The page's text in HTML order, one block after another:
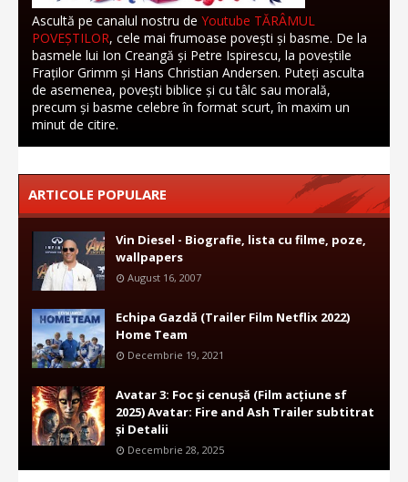
Ascultă pe canalul nostru de Youtube TĂRÂMUL
POVEȘTILOR, cele mai frumoase povești și basme. De la
basmele lui Ion Creangă și Petre Ispirescu, la poveștile
Fraților Grimm și Hans Christian Andersen. Puteți asculta
de asemenea, povești biblice și cu tâlc sau morală,
precum și basme celebre în format scurt, în maxim un
minut de citire.
ARTICOLE POPULARE
Vin Diesel - Biografie, lista cu filme, poze,
wallpapers
August 16, 2007
Echipa Gazdă (Trailer Film Netflix 2022)
Home Team
Decembrie 19, 2021
Avatar 3: Foc și cenușă (Film acțiune sf
2025) Avatar: Fire and Ash Trailer subtitrat
și Detalii
Decembrie 28, 2025